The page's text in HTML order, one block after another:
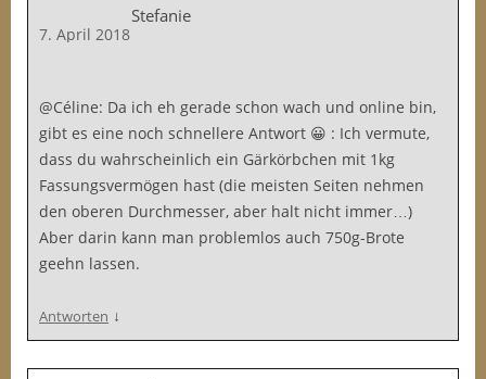
Stefanie
7. April 2018
@Céline: Da ich eh gerade schon wach und online bin,
gibt es eine noch schnellere Antwort 😀 : Ich vermute,
dass du wahrscheinlich ein Gärkörbchen mit 1kg
Fassungsvermögen hast (die meisten Seiten nehmen
den oberen Durchmesser, aber halt nicht immer…)
Aber darin kann man problemlos auch 750g-Brote
geehn lassen.
Antworten ↓